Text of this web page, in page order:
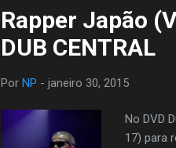
Rapper Japão
Por NP - janeiro 30, 2015
No DVD
17) para